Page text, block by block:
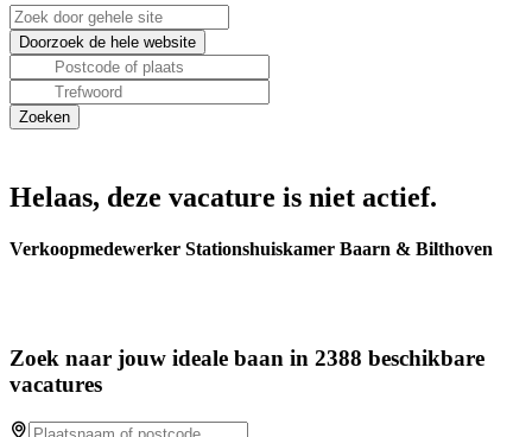
Helaas, deze vacature is niet actief.
Verkoopmedewerker Stationshuiskamer Baarn & Bilthoven
Zoek naar jouw ideale baan in 2388 beschikbare
vacatures